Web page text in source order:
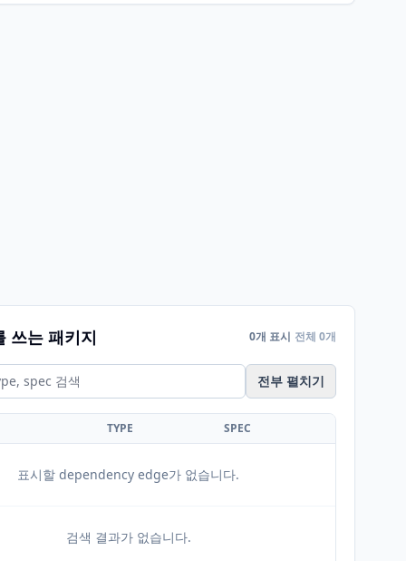
쓰는 패키지 0개 표시 전체 0개
전부 펼치기
TYPE SPEC
표시할 dependency edge가 없습니다.
검색 결과가 없습니다.